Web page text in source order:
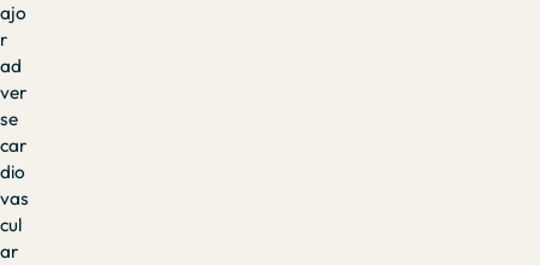
ajo
r
ad
ver
se
car
dio
vas
cul
ar